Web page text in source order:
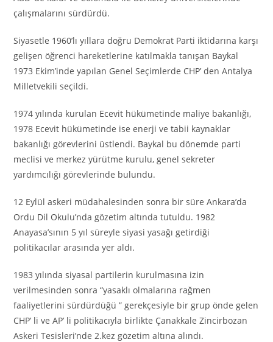
çalışmalarını sürdürdü.
Siyasetle 1960’lı yıllara doğru Demokrat Parti iktidarına karşı
gelişen öğrenci hareketlerine katılmakla tanışan Baykal
1973 Ekim’inde yapılan Genel Seçimlerde CHP’ den Antalya
Milletvekili seçildi.
1974 yılında kurulan Ecevit hükümetinde maliye bakanlığı,
1978 Ecevit hükümetinde ise enerji ve tabii kaynaklar
bakanlığı görevlerini üstlendi. Baykal bu dönemde parti
meclisi ve merkez yürütme kurulu, genel sekreter
yardımcılığı görevlerinde bulundu.
12 Eylül askeri müdahalesinden sonra bir süre Ankara’da
Ordu Dil Okulu’nda gözetim altında tutuldu. 1982
Anayasa’sının 5 yıl süreyle siyasi yasağı getirdiği
politikacılar arasında yer aldı.
1983 yılında siyasal partilerin kurulmasına izin
verilmesinden sonra “yasaklı olmalarına rağmen
faaliyetlerini sürdürdüğü ” gerekçesiyle bir grup önde gelen
CHP’ li ve AP’ li politikacıyla birlikte Çanakkale Zincirbozan
Askeri Tesisleri’nde 2.kez gözetim altına alındı.